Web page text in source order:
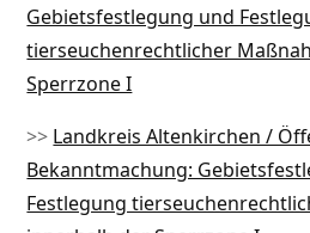
Gebietsfestlegung und
tierseuchenrechtlicher
Sperrzone I
>> Landkreis Altenkirchen /
Bekanntmachung:
Festlegung